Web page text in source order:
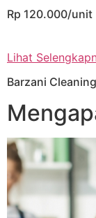
Rp 120.000/unit
Lihat
Barzani Cleaning